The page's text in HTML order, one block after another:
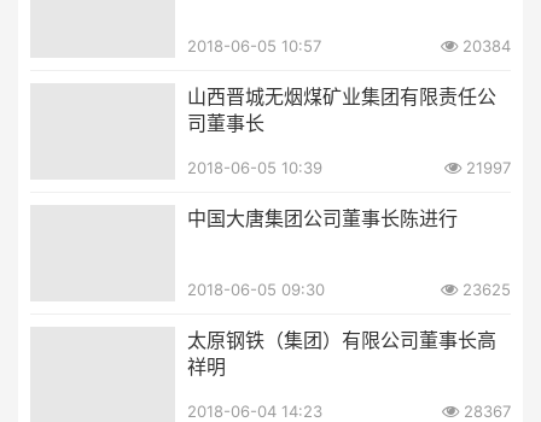
2018-06-05 10:57 20384
山西晋城无烟煤矿业集团有限责任公
司董事长
2018-06-05 10:39 21997
中国大唐集团公司董事长陈进行
2018-06-05 09:30 23625
太原钢铁（集团）有限公司董事长高
祥明
2018-06-04 14:23 28367